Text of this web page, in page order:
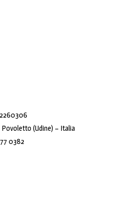
(Udine) – Italia
0382